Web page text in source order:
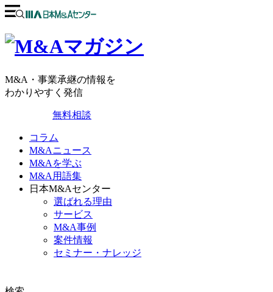
M&A・事業承継の情報を
わかりやすく発信
無料相談
コラム
M&Aニュース
M&Aを学ぶ
M&A用語集
日本M&Aセンター
選ばれる理由
サービス
M&A事例
案件情報
セミナー・ナレッジ